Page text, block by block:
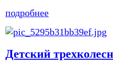
подробнее
Детский